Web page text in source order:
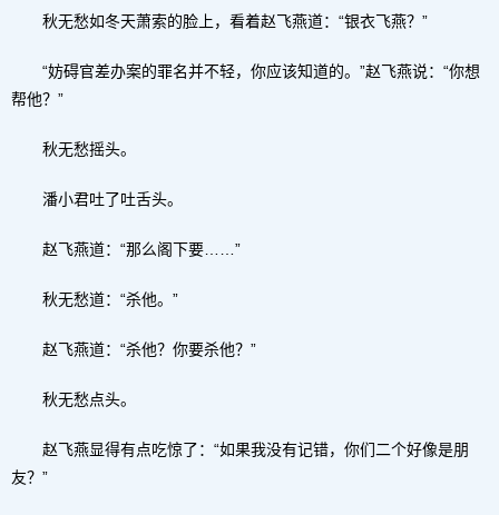
秋无愁如冬天萧索的脸上，看着赵飞燕道：“银衣飞燕？”
“妨碍官差办案的罪名并不轻，你应该知道的。”赵飞燕说：“你想
帮他？”
秋无愁摇头。
潘小君吐了吐舌头。
赵飞燕道：“那么阁下要……”
秋无愁道：“杀他。”
赵飞燕道：“杀他？你要杀他？”
秋无愁点头。
赵飞燕显得有点吃惊了：“如果我没有记错，你们二个好像是朋
友？”